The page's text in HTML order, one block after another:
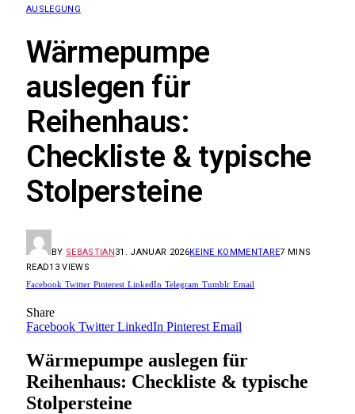
AUSLEGUNG
Wärmepumpe
auslegen für
Reihenhaus:
Checkliste & typische
Stolpersteine
BY SEBASTIAN31. JANUAR 2026KEINE KOMMENTARE7 MINS
READ13VIEWS
Facebook Twitter Pinterest LinkedIn Telegram Tumblr Email
Share
Facebook Twitter LinkedIn Pinterest Email
Wärmepumpe auslegen für
Reihenhaus: Checkliste & typische
Stolpersteine